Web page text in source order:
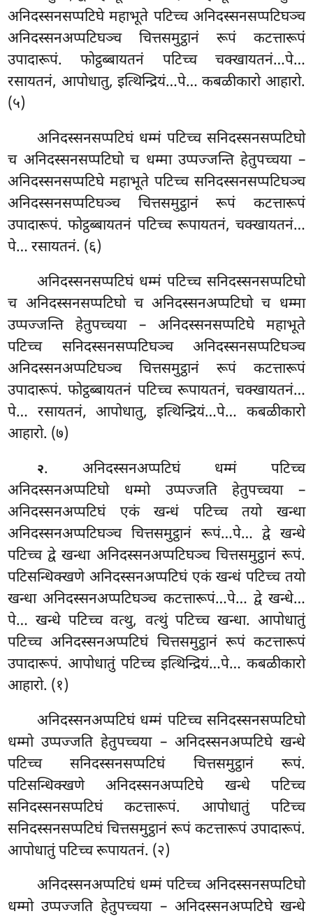
अनिदस्सनसप्पटिघे महाभूते पटिच्च अनिदस्सनसप्पटिघञ्च
अनिदस्सनअप्पटिघञ्च चित्तसमुट्ठानं रूपं कटत्तारूपं
उपादारूपं. फोट्ठब्बायतनं पटिच्च चक्खायतनं…पे…
रसायतनं, आपोधातु, इत्थिन्द्रियं…पे… कबळीकारो आहारो.
(५)
अनिदस्सनसप्पटिघं धम्मं पटिच्च सनिदस्सनसप्पटिघो
च अनिदस्सनसप्पटिघो च धम्मा उप्पज्जन्ति हेतुपच्चया –
अनिदस्सनसप्पटिघे महाभूते पटिच्च सनिदस्सनसप्पटिघञ्च
अनिदस्सनसप्पटिघञ्च चित्तसमुट्ठानं रूपं कटत्तारूपं
उपादारूपं. फोट्ठब्बायतनं पटिच्च रूपायतनं, चक्खायतनं…
पे… रसायतनं. (६)
अनिदस्सनसप्पटिघं धम्मं पटिच्च सनिदस्सनसप्पटिघो
च अनिदस्सनसप्पटिघो च अनिदस्सनअप्पटिघो च धम्मा
उप्पज्जन्ति हेतुपच्चया – अनिदस्सनसप्पटिघे महाभूते
पटिच्च सनिदस्सनसप्पटिघञ्च अनिदस्सनसप्पटिघञ्च
अनिदस्सनअप्पटिघञ्च चित्तसमुट्ठानं रूपं कटत्तारूपं
उपादारूपं. फोट्ठब्बायतनं पटिच्च रूपायतनं, चक्खायतनं…
पे… रसायतनं, आपोधातु, इत्थिन्द्रियं…पे… कबळीकारो
आहारो. (७)
२. अनिदस्सनअप्पटिघं धम्मं पटिच्च
अनिदस्सनअप्पटिघो धम्मो उप्पज्जति हेतुपच्चया –
अनिदस्सनअप्पटिघं एकं खन्धं पटिच्च तयो खन्धा
अनिदस्सनअप्पटिघञ्च चित्तसमुट्ठानं रूपं…पे… द्वे खन्धे
पटिच्च द्वे खन्धा अनिदस्सनअप्पटिघञ्च चित्तसमुट्ठानं रूपं.
पटिसन्धिक्खणे अनिदस्सनअप्पटिघं एकं खन्धं पटिच्च तयो
खन्धा अनिदस्सनअप्पटिघञ्च कटत्तारूपं…पे… द्वे खन्धे…
पे… खन्धे पटिच्च वत्थु, वत्थुं पटिच्च खन्धा. आपोधातुं
पटिच्च अनिदस्सनअप्पटिघं चित्तसमुट्ठानं रूपं कटत्तारूपं
उपादारूपं. आपोधातुं पटिच्च इत्थिन्द्रियं…पे… कबळीकारो
आहारो. (१)
अनिदस्सनअप्पटिघं धम्मं पटिच्च सनिदस्सनसप्पटिघो
धम्मो उप्पज्जति हेतुपच्चया – अनिदस्सनअप्पटिघे खन्धे
पटिच्च सनिदस्सनसप्पटिघं चित्तसमुट्ठानं रूपं.
पटिसन्धिक्खणे अनिदस्सनअप्पटिघे खन्धे पटिच्च
सनिदस्सनसप्पटिघं कटत्तारूपं. आपोधातुं पटिच्च
सनिदस्सनसप्पटिघं चित्तसमुट्ठानं रूपं कटत्तारूपं उपादारूपं.
आपोधातुं पटिच्च रूपायतनं. (२)
अनिदस्सनअप्पटिघं धम्मं पटिच्च अनिदस्सनसप्पटिघो
धम्मो उप्पज्जति हेतुपच्चया – अनिदस्सनअप्पटिघे खन्धे